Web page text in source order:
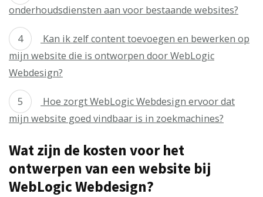
onderhoudsdiensten aan voor bestaande websites?
Kan ik zelf content toevoegen en bewerken op
mijn website die is ontworpen door WebLogic
Webdesign?
Hoe zorgt WebLogic Webdesign ervoor dat
mijn website goed vindbaar is in zoekmachines?
Wat zijn de kosten voor het
ontwerpen van een website bij
WebLogic Webdesign?